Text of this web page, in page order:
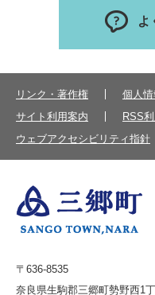
よ
リンク・著作権
個人
サイト利用案内
RSS
ウェブアクセシビリティ指針
〒636-8535
奈良県生駒郡三郷町勢野西1